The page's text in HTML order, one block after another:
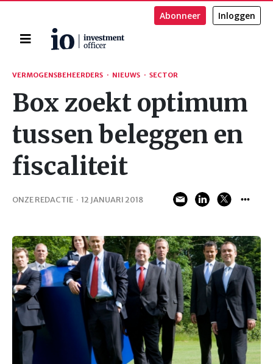
Home
Abonneer Inloggen
Zoeken
VERMOGENSBEHEERDERS · NIEUWS · SECTOR
Box zoekt optimum
tussen beleggen en
fiscaliteit
ONZE REDACTIE · 12 JANUARI 2018